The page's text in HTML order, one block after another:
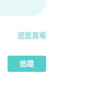
逛逛賣場
追蹤